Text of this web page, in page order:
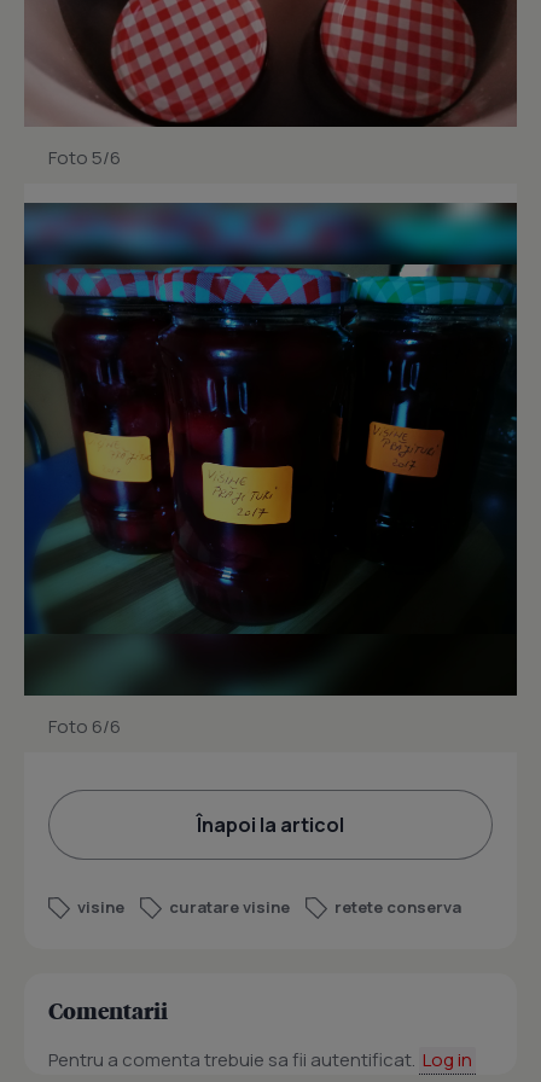
Foto 5/6
Foto 6/6
Înapoi la articol
visine curatare visine retete conserva
Comentarii
Pentru a comenta trebuie sa fii autentificat. Log in